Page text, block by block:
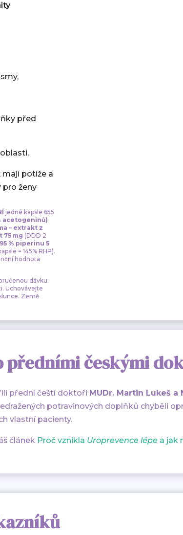
před
mají potíže a
ženy
jedné kapsle 655
acetogeninů)
– extrakt z
75 mg (DDD 2
% piperinu 5
= 145% RHP).
hodnota
dávku.
Uchovávejte
Země
předními českými
přední čeští doktoři MUDr. Martin Lukeš a
potravinových doplňků chyběli
vlastní pacienty.
článek Proč vznikla Uroprevence lépe a jak